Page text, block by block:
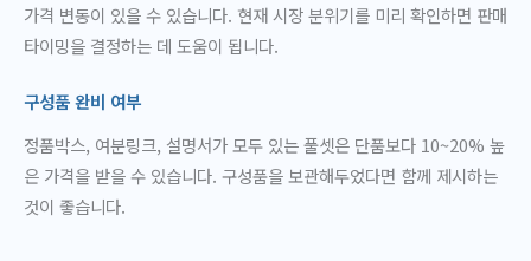
가격 변동이 있을 수 있습니다. 현재 시장 분위기를 미리 확인하면 판매
타이밍을 결정하는 데 도움이 됩니다.
구성품 완비 여부
정품박스, 여분링크, 설명서가 모두 있는 풀셋은 단품보다 10~20% 높
은 가격을 받을 수 있습니다. 구성품을 보관해두었다면 함께 제시하는
것이 좋습니다.